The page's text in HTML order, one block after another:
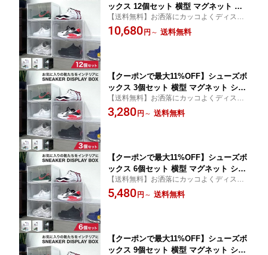
ックス 12個セット 横型 マグネット シ
ューズケース コレクションケース クリ
ア シューズラック 靴 スニーカー ハイ
【送料無料】お洒落にカッコよくディスプ
レイ出来ちゃいます！ハイカットも収納可
能！
10,680円 ～ 送料無料
【クーポンで最大11%OFF】シューズボ
ックス 3個セット 横型 マグネット シュ
ーズケース コレクションケース クリア
シューズラック 靴 スニーカー ハイカッ
【送料無料】お洒落にカッコよくディスプ
レイ出来ちゃいます！ハイカットも収納可
能！
3,280円 ～ 送料無料
【クーポンで最大11%OFF】シューズボ
ックス 6個セット 横型 マグネット シュ
ーズケース コレクションケース クリア
シューズラック 靴 スニーカー ハイカッ
【送料無料】お洒落にカッコよくディスプ
レイ出来ちゃいます！ハイカットも収納可
能！
5,480円 ～ 送料無料
【クーポンで最大11%OFF】シューズボ
ックス 9個セット 横型 マグネット シュ